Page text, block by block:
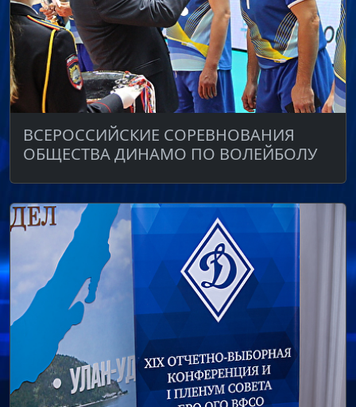
ВСЕРОССИЙСКИЕ СОРЕВНОВАНИЯ
ОБЩЕСТВА ДИНАМО ПО ВОЛЕЙБОЛУ